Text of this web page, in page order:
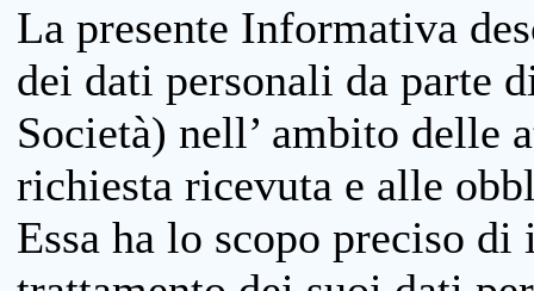
La presente Informativa
dei dati personali da parte
Società) nell’ ambito delle
richiesta ricevuta e alle
Essa ha lo scopo preciso